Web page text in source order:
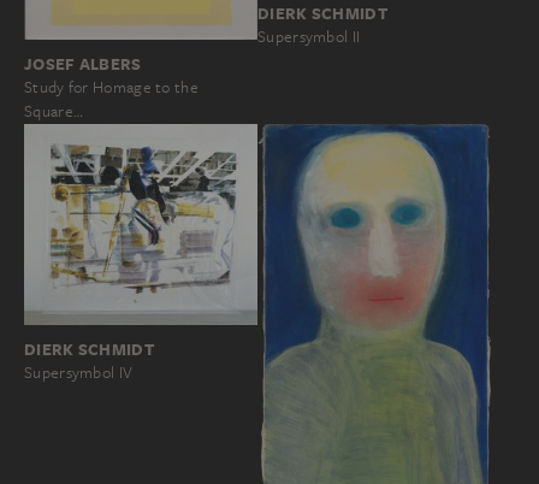
JOSEF ALBERS
Study for Homage to the
Square…
DIERK SCHMIDT
Supersymbol II
DIERK SCHMIDT
Supersymbol IV